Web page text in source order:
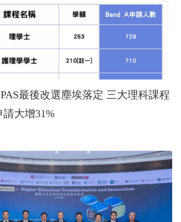
最後改選塵埃落定 三大理科課程
大增31%